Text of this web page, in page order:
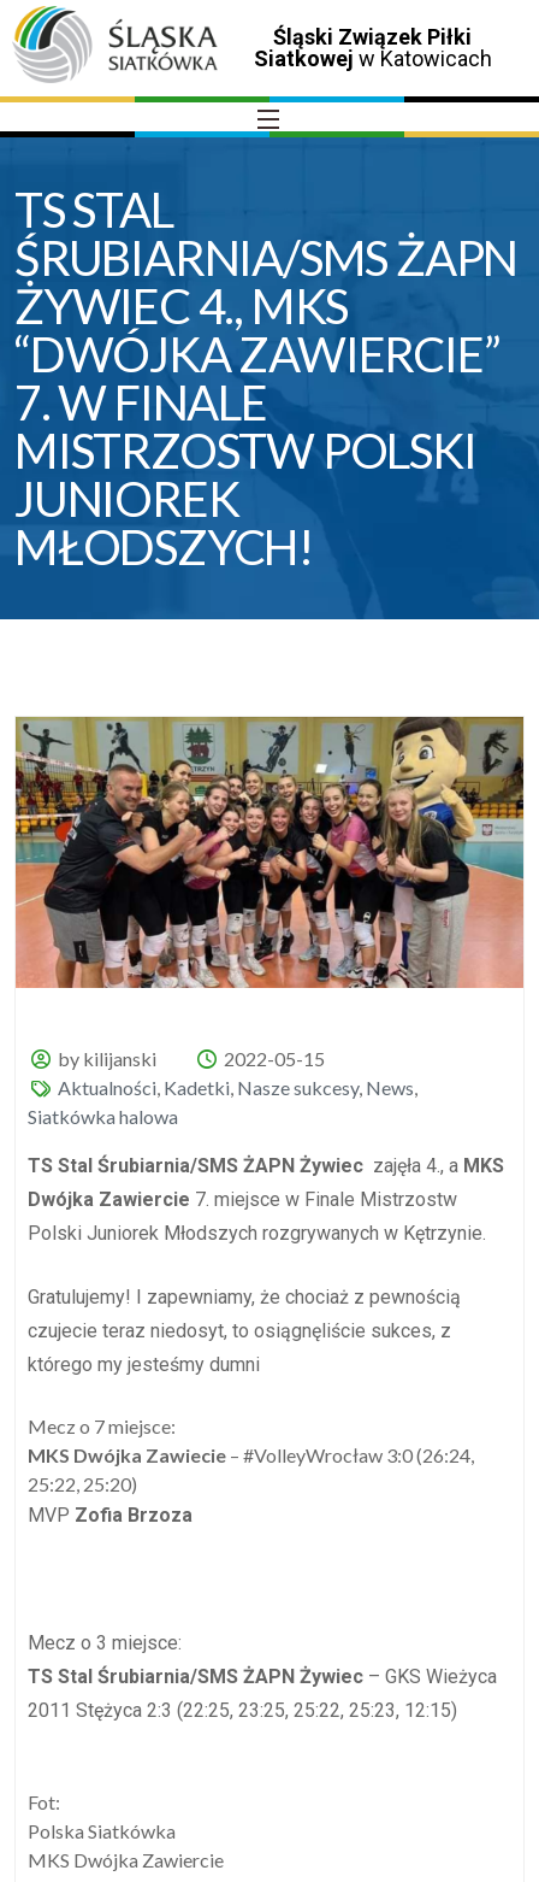
Śląski Związek Piłki
Siatkowej w Katowicach
TS STAL
ŚRUBIARNIA/SMS ŻAPN
ŻYWIEC 4., MKS
“DWÓJKA ZAWIERCIE”
7. W FINALE
MISTRZOSTW POLSKI
JUNIOREK
MŁODSZYCH!
by kilijanski
2022-05-15
Aktualności Kadetki Nasze sukcesy, News
Siatkówka halowa
TS Stal Śrubiarnia/SMS ŻAPN Żywiec zajęła 4., a MKS
Dwójka Zawiercie 7. miejsce w Finale Mistrzostw
Polski Juniorek Młodszych rozgrywanych w Kętrzynie.
Gratulujemy! I zapewniamy, że chociaż z pewnością
czujecie teraz niedosyt, to osiągnęliście sukces, z
którego my jesteśmy dumni
Mecz o 7 miejsce:
MKS Dwójka Zawiecie – #VolleyWrocław 3:0 (26:24,
25:22, 25:20)
MVP Zofia Brzoza
Mecz o 3 miejsce:
TS Stal Śrubiarnia/SMS ŻAPN Żywiec – GKS Wieżyca
2011 Stężyca 2:3 (22:25, 23:25, 25:22, 25:23, 12:15)
Fot:
Polska Siatkówka
MKS Dwójka Zawiercie